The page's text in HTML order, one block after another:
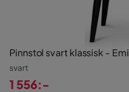
Pinnstol svart klassisk -
svart
1 556:-